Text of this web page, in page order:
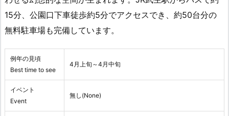
15分、公園口下車徒歩約5分でアクセスでき、約50台分の
無料駐車場も完備しています。
例年の見頃
Best time to see
4月上旬～4月中旬
イベント
Event
無し(None)